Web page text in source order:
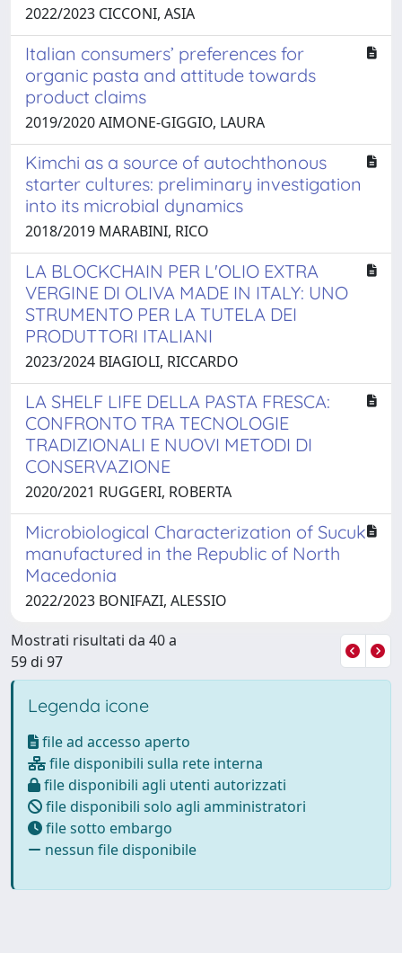
2022/2023 CICCONI, ASIA
Italian consumers’ preferences for
organic pasta and attitude towards
product claims
2019/2020 AIMONE-GIGGIO, LAURA
Kimchi as a source of autochthonous
starter cultures: preliminary investigation
into its microbial dynamics
2018/2019 MARABINI, RICO
LA BLOCKCHAIN PER L'OLIO EXTRA
VERGINE DI OLIVA MADE IN ITALY: UNO
STRUMENTO PER LA TUTELA DEI
PRODUTTORI ITALIANI
2023/2024 BIAGIOLI, RICCARDO
LA SHELF LIFE DELLA PASTA FRESCA:
CONFRONTO TRA TECNOLOGIE
TRADIZIONALI E NUOVI METODI DI
CONSERVAZIONE
2020/2021 RUGGERI, ROBERTA
Microbiological Characterization of Sucuk
manufactured in the Republic of North
Macedonia
2022/2023 BONIFAZI, ALESSIO
Mostrati risultati da 40 a
59 di 97
Legenda icone
file ad accesso aperto
file disponibili sulla rete interna
file disponibili agli utenti autorizzati
file disponibili solo agli amministratori
file sotto embargo
nessun file disponibile